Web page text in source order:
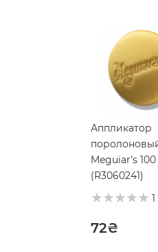
Аппликатор
Meguiar’s
(R3060241)
72₴